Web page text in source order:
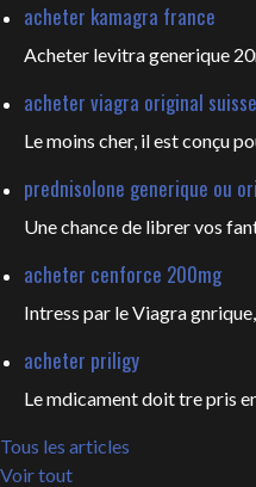
acheter kamagra france
Acheter levitra generique
acheter viagra original suisse
Le moins cher, il est conçu
prednisolone generique ou
Une chance de librer vos
acheter cenforce 200mg
Intress par le Viagra
acheter priligy
Le mdicament doit tre pris
Tous les articles
Voir tout